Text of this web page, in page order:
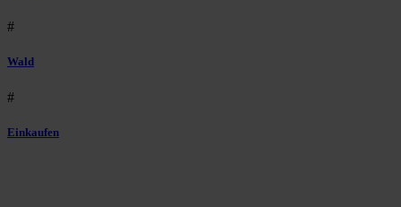
#
Wald
#
Einkaufen